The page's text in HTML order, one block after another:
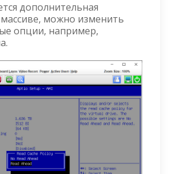
дополнительная
можно изменить
опции, например,